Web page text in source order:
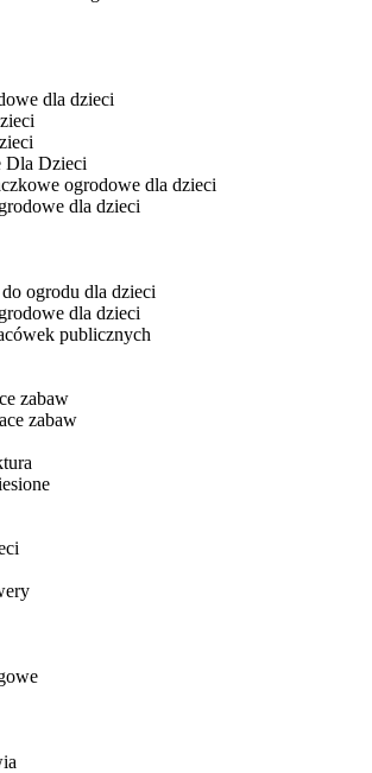
dla dzieci
Dla Dzieci
ogrodowe dla dzieci
dla dzieci
ogrodu dla dzieci
dla dzieci
publicznych
zabaw
zabaw